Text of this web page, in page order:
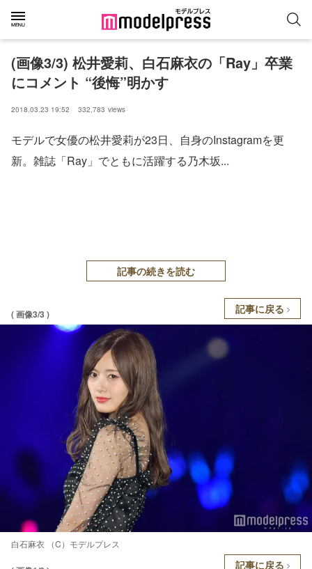
(画像3/3) 松井愛莉、白石麻衣の「Ray」卒業
にコメント “後悔”明かす
2018.03.23 19:52 332,783 views
モデルで女優の松井愛莉が23日、自身のInstagramを更
新。雑誌「Ray」でともに活躍する乃木坂...
記事の続きを読む
( 画像3/3 ) 記事に戻る
白石麻衣 （C）モデルプレス
記事に戻る